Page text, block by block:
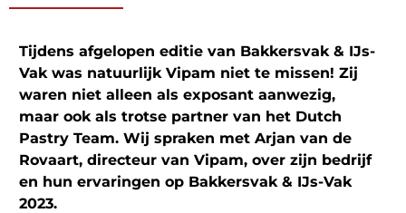
Tijdens afgelopen editie van Bakkersvak & IJs-
Vak was natuurlijk Vipam niet te missen! Zij
waren niet alleen als exposant aanwezig,
maar ook als trotse partner van het Dutch
Pastry Team. Wij spraken met Arjan van de
Rovaart, directeur van Vipam, over zijn bedrijf
en hun ervaringen op Bakkersvak & IJs-Vak
2023.